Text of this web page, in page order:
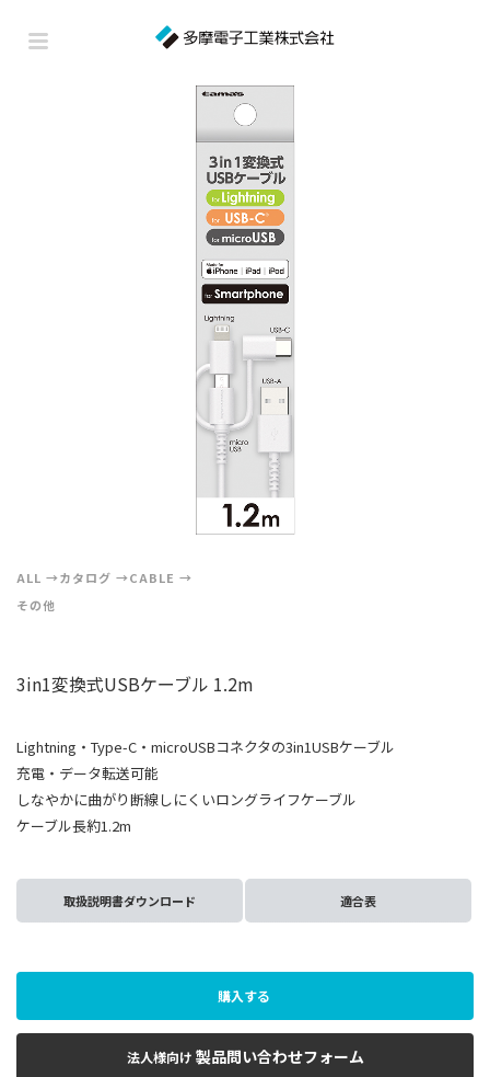
ALL カタログ
CABLE
その他
3in1変換式USBケーブル 1.2m
Lightning・Type-C・microUSBコネクタの3in1USBケーブル
充電・データ転送可能
しなやかに曲がり断線しにくいロングライフケーブル
ケーブル長約1.2m
取扱説明書ダウンロード 適合表
購入する
法人様向け 製品問い合わせフォーム